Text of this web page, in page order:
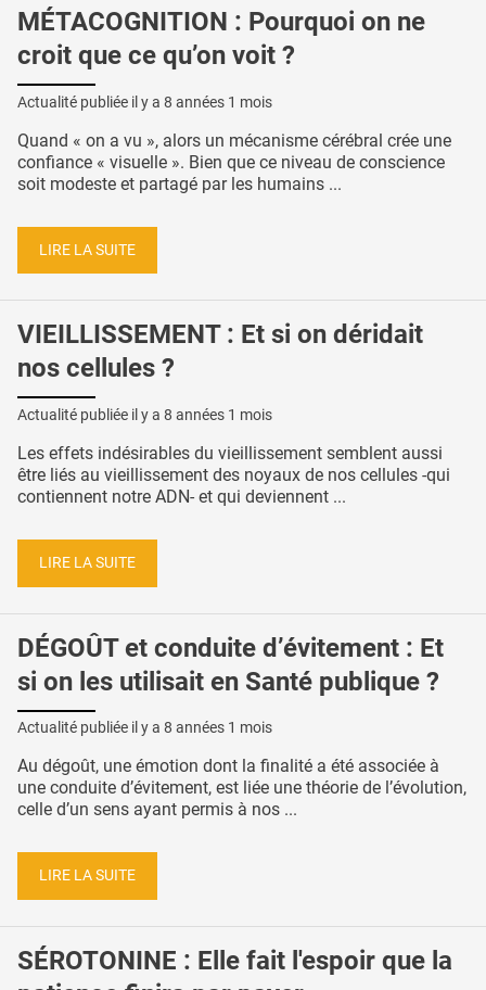
MÉTACOGNITION : Pourquoi on ne
croit que ce qu’on voit ?
Actualité publiée il y a 8 années 1 mois
Quand « on a vu », alors un mécanisme cérébral crée une
confiance « visuelle ». Bien que ce niveau de conscience
soit modeste et partagé par les humains ...
LIRE LA SUITE
VIEILLISSEMENT : Et si on déridait
nos cellules ?
Actualité publiée il y a 8 années 1 mois
Les effets indésirables du vieillissement semblent aussi
être liés au vieillissement des noyaux de nos cellules -qui
contiennent notre ADN- et qui deviennent ...
LIRE LA SUITE
DÉGOÛT et conduite d’évitement : Et
si on les utilisait en Santé publique ?
Actualité publiée il y a 8 années 1 mois
Au dégoût, une émotion dont la finalité a été associée à
une conduite d’évitement, est liée une théorie de l’évolution,
celle d’un sens ayant permis à nos ...
LIRE LA SUITE
SÉROTONINE : Elle fait l'espoir que la